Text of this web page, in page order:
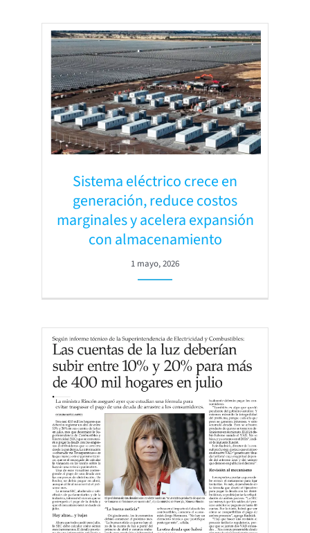
Sistema eléctrico crece en
generación, reduce costos
marginales y acelera expansión
con almacenamiento
1 mayo, 2026